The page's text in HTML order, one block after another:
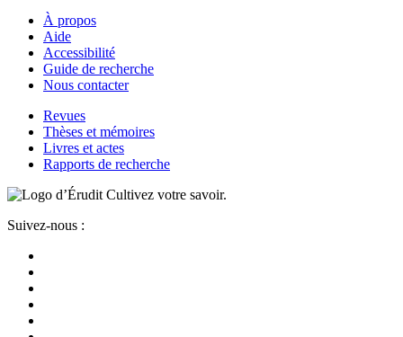
À propos
Aide
Accessibilité
Guide de recherche
Nous contacter
Revues
Thèses et mémoires
Livres et actes
Rapports de recherche
Cultivez votre savoir.
Suivez-nous :